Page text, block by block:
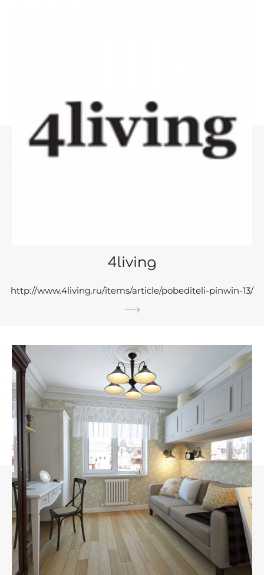
4living
http://www.4living.ru/items/article/pobediteli-pinwin-13/